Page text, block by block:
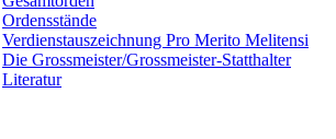
Ordensstände
Verdienstauszeichnung Pro Merito Melitensi
Die Grossmeister/Grossmeister-Statthalter
Literatur